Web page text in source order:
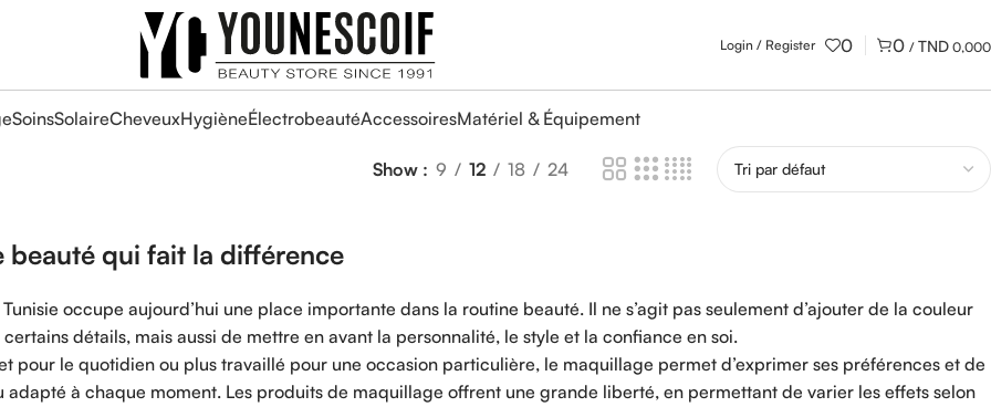
Login / Register 0 0 / 0,000
SoinsSolaireCheveuxHygièneÉlectrobeautéAccessoiresMatériel & Équipement
Show 9 12 18 24
beauté qui fait la différence
occupe aujourd’hui une place importante dans la routine beauté. Il ne s’agit pas seulement d’ajouter de la couleur
détails, mais aussi de mettre en avant la personnalité, le style et la confiance en soi.
pour le quotidien ou plus travaillé pour une occasion particulière, le maquillage permet d’exprimer ses préférences et de
adapté à chaque moment. Les produits de maquillage offrent une grande liberté, en permettant de varier les effets selon